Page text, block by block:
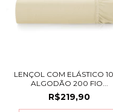
LENÇOL COM ELÁSTICO
ALGODÃO 200 FIO...
R$219,90